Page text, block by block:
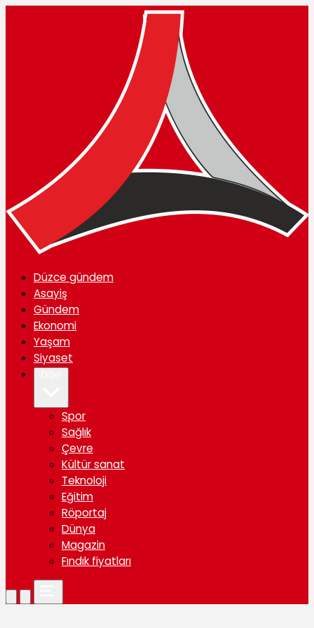
Düzce gündem
Asayiş
Gündem
Ekonomi
Yaşam
Siyaset
Spor
Sağlık
Çevre
Kültür sanat
Teknoloji
Eğitim
Röportaj
Dünya
Magazin
Fındık fiyatları